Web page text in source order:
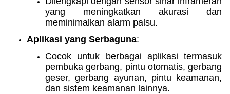
yang meningkatkan akurasi dan
meminimalkan alarm palsu.
Aplikasi yang Serbaguna:
Cocok untuk berbagai aplikasi termasuk
pembuka gerbang, pintu otomatis, gerbang
geser, gerbang ayunan, pintu keamanan,
dan sistem keamanan lainnya.